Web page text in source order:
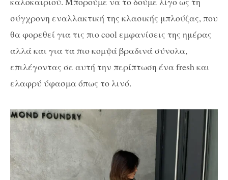
σύγχρονη εναλλακτική της κλασικής μπλούζας, που
θα φορεθεί για τις πιο cool εμφανίσεις της ημέρας
αλλά και για τα πιο κομψά βραδινά σύνολα,
επιλέγοντας σε αυτή την περίπτωση ένα fresh ​​και
ελαφρύ ύφασμα όπως το λινό.